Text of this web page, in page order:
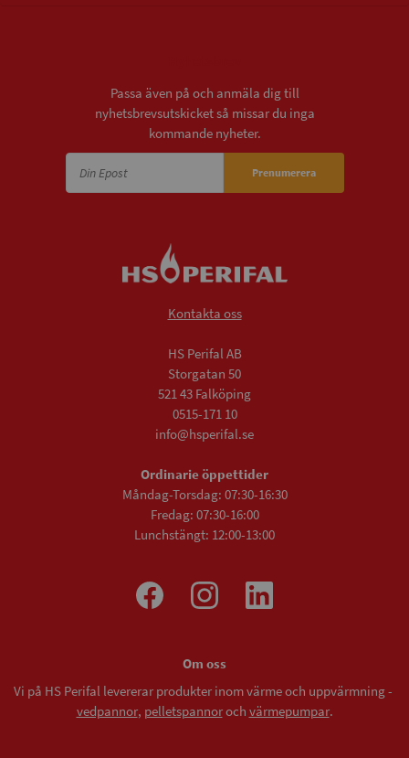
Passa även på och anmäla dig till
nyhetsbrevsutskicket så missar du inga
kommande nyheter.
Prenumerera
Kontakta oss
HS Perifal AB
Storgatan 50
521 43 Falköping
0515-171 10
info@hsperifal.se
Ordinarie öppettider
Måndag-Torsdag: 07:30-16:30
Fredag: 07:30-16:00
Lunchstängt: 12:00-13:00
Om oss
Vi på HS Perifal levererar produkter inom värme och uppvärmning -
vedpannor, pelletspannoroch värmepumpar.